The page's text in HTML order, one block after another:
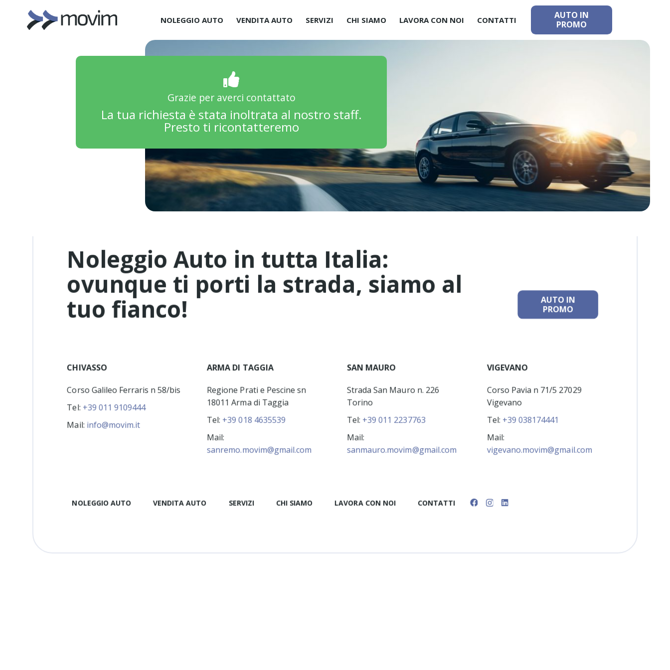
NOLEGGIO AUTO VENDITA AUTO SERVIZI CHI SIAMO LAVORA CON NOI CONTATTI
AUTO IN
PROMO
Grazie per averci contattato
La tua richiesta è stata inoltrata al nostro staff.
Presto ti ricontatteremo
Noleggio Auto in tutta Italia:
ovunque ti porti la strada, siamo al
tuo fianco!
AUTO IN
PROMO
CHIVASSO
Corso Galileo Ferraris n 58/bis
Tel: +39 011 9109444
Mail: info@movim.it
ARMA DI TAGGIA
Regione Prati e Pescine sn
18011 Arma di Taggia
Tel: +39 018 4635539
Mail:
sanremo.movim@gmail.com
SAN MAURO
Strada San Mauro n. 226
Torino
Tel: +39 011 2237763
Mail:
sanmauro.movim@gmail.com
VIGEVANO
Corso Pavia n 71/5 27029
Vigevano
Tel: +39 038174441
Mail:
vigevano.movim@gmail.com
NOLEGGIO AUTO VENDITA AUTO SERVIZI CHI SIAMO LAVORA CON NOI CONTATTI